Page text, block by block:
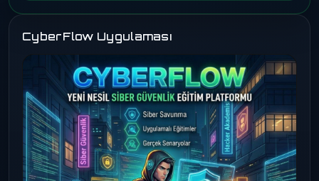
CyberFlow Uygulaması